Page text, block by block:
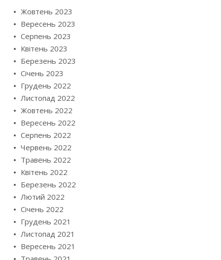
Жовтень 2023
Вересень 2023
Серпень 2023
Квітень 2023
Березень 2023
Січень 2023
Грудень 2022
Листопад 2022
Жовтень 2022
Вересень 2022
Серпень 2022
Червень 2022
Травень 2022
Квітень 2022
Березень 2022
Лютий 2022
Січень 2022
Грудень 2021
Листопад 2021
Вересень 2021